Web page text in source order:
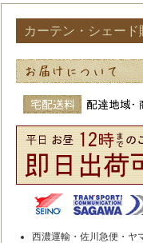
カーテン・シェー
西濃運輸・佐川急便・ヤ